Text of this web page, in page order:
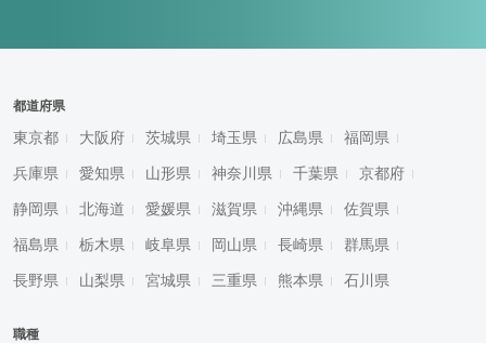
都道府県
東京都 大阪府 茨城県 埼玉県 広島県 福岡県
兵庫県 愛知県 山形県 神奈川県 千葉県 京都府
静岡県 北海道 愛媛県 滋賀県 沖縄県 佐賀県
福島県 栃木県 岐阜県 岡山県 長崎県 群馬県
長野県 山梨県 宮城県 三重県 熊本県 石川県
職種